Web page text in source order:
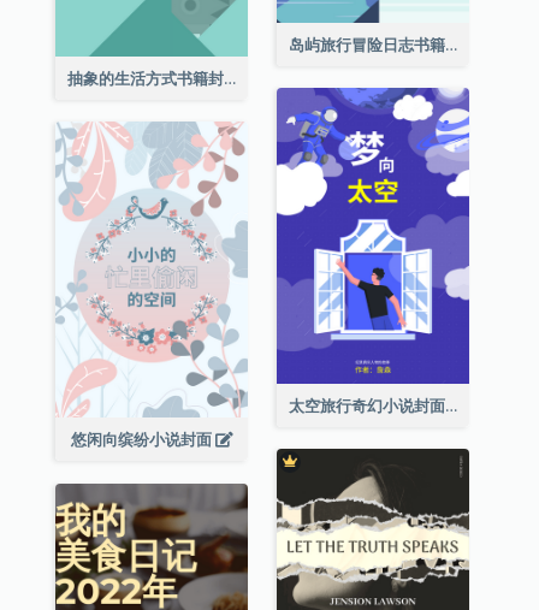
岛屿旅行冒险日志书籍封面
抽象的生活方式书籍封面
太空旅行奇幻小说封面
悠闲向缤纷小说封面